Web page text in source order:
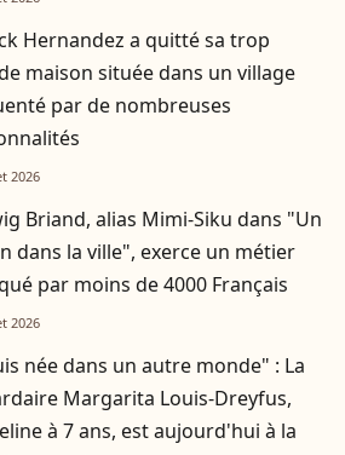
Hernandez a quitté sa trop
maison située dans un village
par de nombreuses
2026
Briand, alias Mimi-Siku dans "Un
dans la ville", exerce un métier
par moins de 4000 Français
2026
née dans un autre monde" : La
Margarita Louis-Dreyfus,
à 7 ans, est aujourd'hui à la